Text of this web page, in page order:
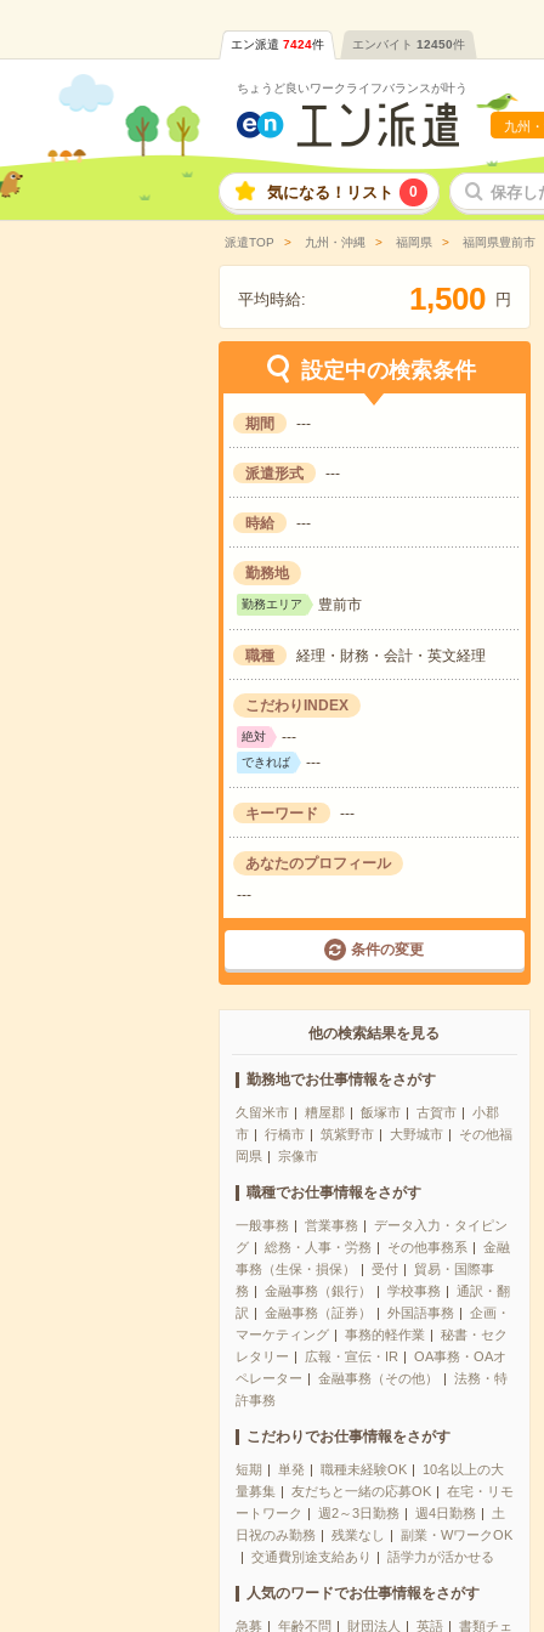
エン派遣 7424件 エンバイト 12450件
ちょうど良いワークライフバランスが叶う
九州
気になる！リスト 0 保存し
派遣TOP 九州・沖縄 福岡県 福岡県豊前市
平均時給: 1,500 円
設定中の検索条件
期間 ---
派遣形式 ---
時給 ---
勤務地
勤務エリア 豊前市
職種 経理・財務・会計・英文経理
こだわりINDEX
絶対 ---
できれば ---
キーワード ---
あなたのプロフィール
---
条件の変更
他の検索結果を見る
勤務地でお仕事情報をさがす
久留米市 糟屋郡 飯塚市 古賀市
小郡
市
行橋市 筑紫野市 大野城市
その他福
岡県
宗像市
職種でお仕事情報をさがす
一般事務 営業事務
データ入力・タイピン
グ
総務・人事・労務 その他事務系
金融
事務（生保・損保）
受付
貿易・国際事
務
金融事務（銀行） 学校事務
通訳・翻
訳
金融事務（証券） 外国語事務
企画・
マーケティング
事務的軽作業
秘書・セク
レタリー
広報・宣伝・IR
OA事務・OAオ
ペレーター
金融事務（その他）
法務・特
許事務
こだわりでお仕事情報をさがす
短期 単発 職種未経験OK
10名以上の大
量募集
友だちと一緒の応募OK
在宅・リモ
ートワーク
週2～3日勤務 週4日勤務
土
日祝のみ勤務
残業なし
副業・WワークOK
交通費別途支給あり
語学力が活かせる
人気のワードでお仕事情報をさがす
急募 年齢不問 財団法人 英語
書類チェ